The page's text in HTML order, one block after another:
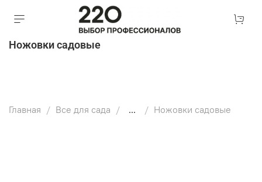
Ножовки садовые
Главная Все для сада ... Ножовки садовые